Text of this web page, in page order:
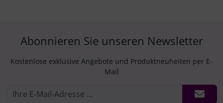
Abonnieren Sie unseren Newsletter
Kostenlose exklusive Angebote und Produktneuheiten per E-
Mail